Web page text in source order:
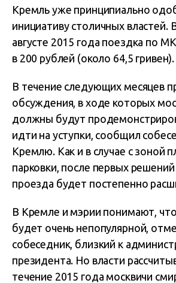
Кремль уже принципиально
инициативу столичных властей.
августе 2015 года поездка по
в 200 рублей (около 64,5 гривен).
В течение следующих месяцев
обсуждения, в ходе которых
должны будут
идти на уступки, сообщил
Кремлю. Как и в случае с зоной
парковки, после первых
проезда будет постепенно
В Кремле и мэрии понимают,
будет очень непопулярной,
собеседник, близкий к
президента. Но власти
течение 2015 года москвичи